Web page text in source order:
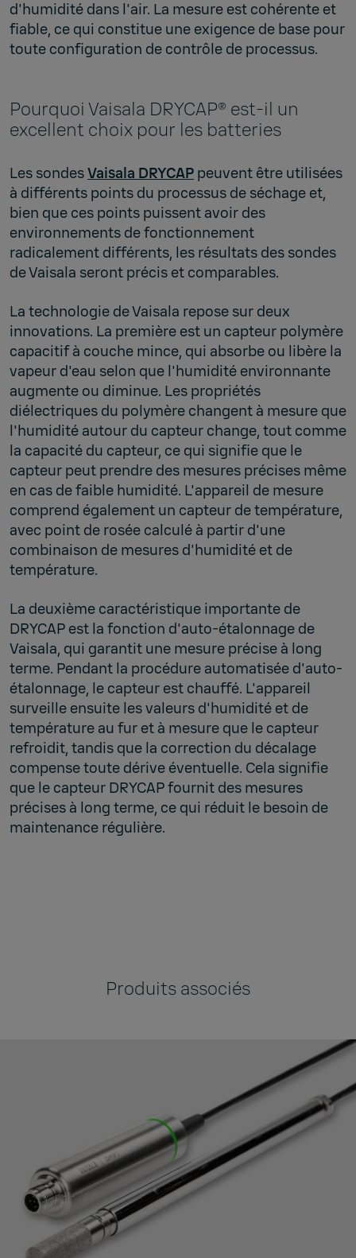
d'humidité dans l'air. La mesure est cohérente et
fiable, ce qui constitue une exigence de base pour
toute configuration de contrôle de processus.
Pourquoi Vaisala DRYCAP® est-il un
excellent choix pour les batteries
Les sondesVaisala DRYCAP peuvent être utilisées
à différents points du processus de séchage et,
bien que ces points puissent avoir des
environnements de fonctionnement
radicalement différents, les résultats des sondes
de Vaisala seront précis et comparables.
La technologie de Vaisala repose sur deux
innovations. La première est un capteur polymère
capacitif à couche mince, qui absorbe ou libère la
vapeur d'eau selon que l'humidité environnante
augmente ou diminue. Les propriétés
diélectriques du polymère changent à mesure que
l'humidité autour du capteur change, tout comme
la capacité du capteur, ce qui signifie que le
capteur peut prendre des mesures précises même
en cas de faible humidité. L'appareil de mesure
comprend également un capteur de température,
avec point de rosée calculé à partir d'une
combinaison de mesures d'humidité et de
température.
La deuxième caractéristique importante de
DRYCAP est la fonction d'auto-étalonnage de
Vaisala, qui garantit une mesure précise à long
terme. Pendant la procédure automatisée d'auto-
étalonnage, le capteur est chauffé. L'appareil
surveille ensuite les valeurs d'humidité et de
température au fur et à mesure que le capteur
refroidit, tandis que la correction du décalage
compense toute dérive éventuelle. Cela signifie
que le capteur DRYCAP fournit des mesures
précises à long terme, ce qui réduit le besoin de
maintenance régulière.
Produits associés